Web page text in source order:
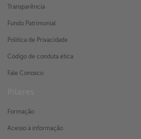
Transparência
Fundo Patrimonial
Política de Privacidade
Código de conduta ética
Fale Conosco
Formação
Acesso à informação